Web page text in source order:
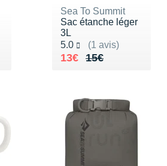
Sea To Summit
Sac étanche léger
3L
5.0
(1 avis)
Noté 5.0 sur 5
15€
Au lieu de 15€
13€
Vendu 13€